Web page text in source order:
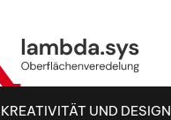
KREATIVITÄT UND DESIGN